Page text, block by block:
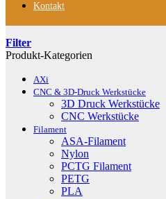
Kontakt
Filter
Produkt-Kategorien
AXi
CNC & 3D-Druck Werkstücke
3D Druck Werkstücke
CNC Werkstücke
Filament
ASA-Filament
Nylon
PCTG Filament
PETG
PLA